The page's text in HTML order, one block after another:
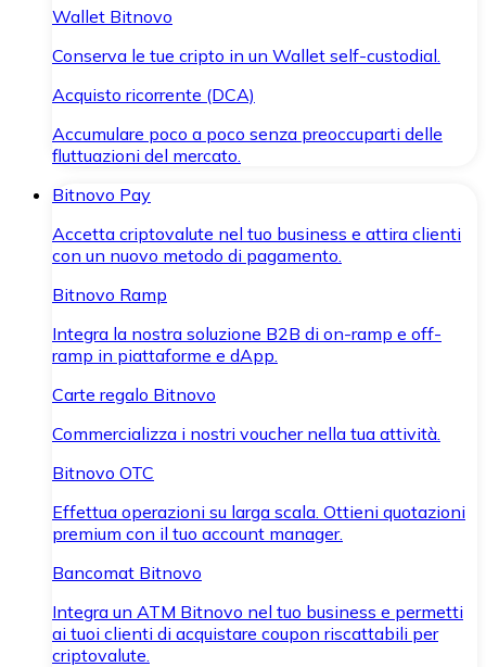
Wallet Bitnovo
Conserva le tue cripto in un Wallet self-custodial.
Acquisto ricorrente (DCA)
Accumulare poco a poco senza preoccuparti delle
fluttuazioni del mercato.
Bitnovo Pay
Accetta criptovalute nel tuo business e attira clienti
con un nuovo metodo di pagamento.
Bitnovo Ramp
Integra la nostra soluzione B2B di on-ramp e off-
ramp in piattaforme e dApp.
Carte regalo Bitnovo
Commercializza i nostri voucher nella tua attività.
Bitnovo OTC
Effettua operazioni su larga scala. Ottieni quotazioni
premium con il tuo account manager.
Bancomat Bitnovo
Integra un ATM Bitnovo nel tuo business e permetti
ai tuoi clienti di acquistare coupon riscattabili per
criptovalute.